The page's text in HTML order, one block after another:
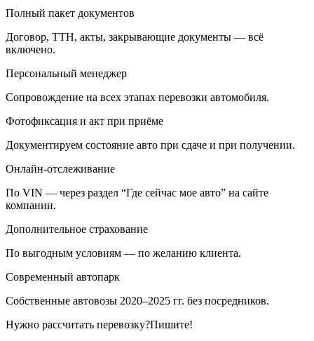
Полный пакет документов
Договор, ТТН, акты, закрывающие документы — всё
включено.
Персональный менеджер
Сопровождение на всех этапах перевозки автомобиля.
Фотофиксация и акт при приёме
Документируем состояние авто при сдаче и при получении.
Онлайн-отслеживание
По VIN — через раздел “Где сейчас мое авто” на сайте
компании.
Дополнительное страхование
По выгодным условиям — по желанию клиента.
Современный автопарк
Собственные автовозы 2020–2025 гг. без посредников.
Нужно рассчитать перевозку?Пишите!